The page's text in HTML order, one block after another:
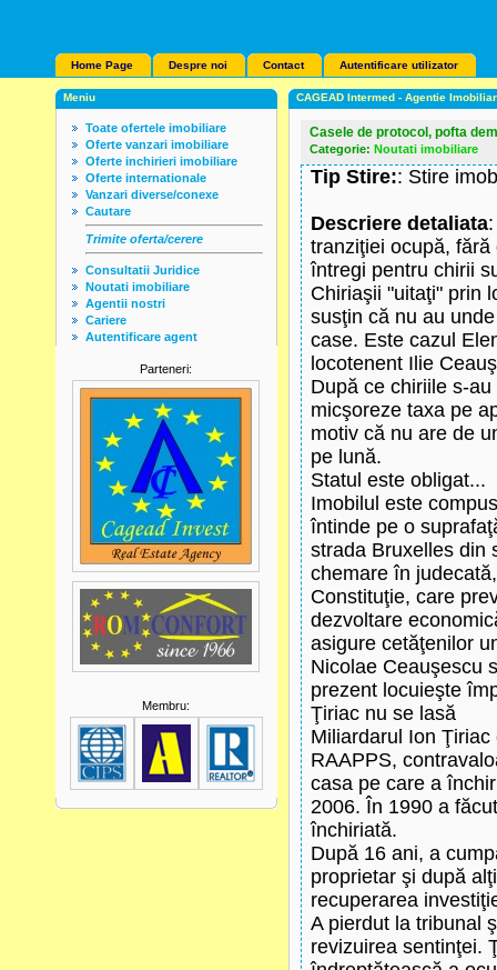
Home Page Despre noi Contact Autentificare utilizator
Meniu
Toate ofertele imobiliare
Oferte vanzari imobiliare
Oferte inchirieri imobiliare
Oferte internationale
Vanzari diverse/conexe
Cautare
Trimite oferta/cerere
Consultatii Juridice
Noutati imobiliare
Agentii nostri
Cariere
Autentificare agent
Parteneri:
Membru:
CAGEAD Intermed - Agentie
Casele de protocol, pofta
Categorie: Noutati imobiliare
Tip Stire:: Stire
Descriere detaliata
tranziţiei ocupă,
întregi pentru chirii
Chiriaşii "uitaţi" prin
susţin că nu au
case. Este cazul
locotenent Ilie
După ce chiriile s-
micşoreze taxa pe
motiv că nu are de
pe lună.
Statul este obligat...
Imobilul este
întinde pe o
strada Bruxelles din
chemare în
Constituţie, care
dezvoltare
asigure cetăţenilor
Nicolae Ceauşescu
prezent locuieşte
Ţiriac nu se lasă
Miliardarul Ion
RAAPPS,
casa pe care a
2006. În 1990 a
închiriată.
După 16 ani, a
proprietar şi după
recuperarea
A pierdut la tribunal
revizuirea sentinţei.